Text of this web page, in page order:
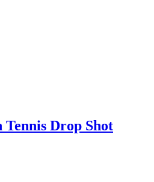
Tennis Drop Shot